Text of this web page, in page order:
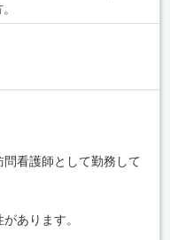
看護師として勤務して
あります。